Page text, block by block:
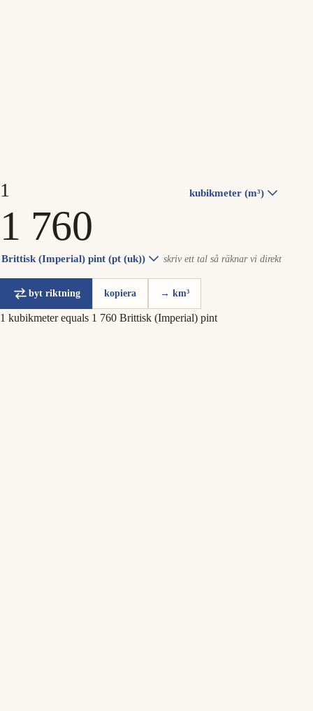
kubikmeter (m³)
Brittisk (Imperial) pint (pt (uk)) skriv ett tal så räknar vi direkt
byt riktning kopiera → km³
1 kubikmeter equals 1 760 Brittisk (Imperial) pint